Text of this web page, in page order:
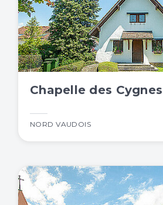
Chapelle des
NORD VAUDOIS